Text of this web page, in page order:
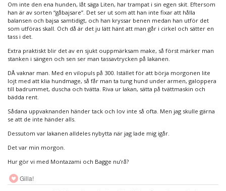
Om inte den ena hunden, låt säga Liten, har trampat i sin egen skit. Eftersom
han är av sorten “gåbajsare”. Det ser ut som att han inte fixar att hålla
balansen och bajsa samtidigt, och han kryssar benen medan han utför det
som utföras skall. Och då är det ju lätt hänt att man går i cirkel och sätter en
tass i det.
Extra praktiskt blir det av en sjukt ouppmärksam make, så först märker man
stanken i sängen och sen ser man tassavtrycken på lakanen.
DÅ vaknar man. Med en vilopuls på 300. Istället för att börja morgonen lite
lojt med att klia hundmage, så får man ta tung hund under armen, galoppera
till badrummet, duscha och tvätta. Riva ur lakan, sätta på tvättmaskin och
bädda rent.
Sådana uppvaknanden händer tack och lov inte så ofta. Men jag skulle gärna
se att de inte händer alls.
Dessutom var lakanen alldeles nybytta när jag lade mig igår.
Det var min morgon.
Hur gör vi med Montazami och Bagge nu’rå?
Gilla!